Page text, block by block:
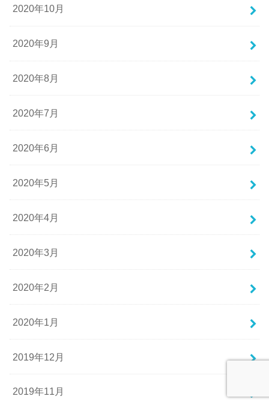
2020年10月
2020年9月
2020年8月
2020年7月
2020年6月
2020年5月
2020年4月
2020年3月
2020年2月
2020年1月
2019年12月
2019年11月